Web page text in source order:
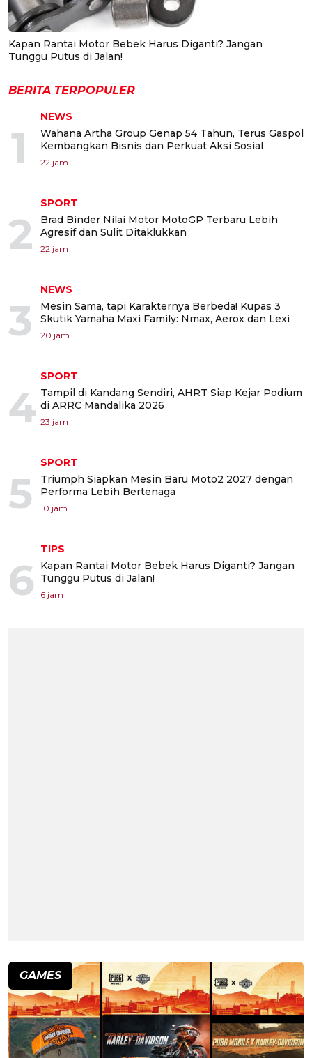
Kapan Rantai Motor Bebek Harus Diganti? Jangan
Tunggu Putus di Jalan!
BERITA TERPOPULER
1
NEWS
Wahana Artha Group Genap 54 Tahun, Terus Gaspol
Kembangkan Bisnis dan Perkuat Aksi Sosial
22 jam
2
SPORT
Brad Binder Nilai Motor MotoGP Terbaru Lebih
Agresif dan Sulit Ditaklukkan
22 jam
3
NEWS
Mesin Sama, tapi Karakternya Berbeda! Kupas 3
Skutik Yamaha Maxi Family: Nmax, Aerox dan Lexi
20 jam
4
SPORT
Tampil di Kandang Sendiri, AHRT Siap Kejar Podium
di ARRC Mandalika 2026
23 jam
5
SPORT
Triumph Siapkan Mesin Baru Moto2 2027 dengan
Performa Lebih Bertenaga
10 jam
6
TIPS
Kapan Rantai Motor Bebek Harus Diganti? Jangan
Tunggu Putus di Jalan!
6 jam
GAMES